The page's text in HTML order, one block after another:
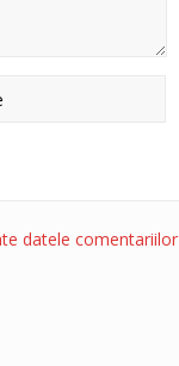
datele comentariilor